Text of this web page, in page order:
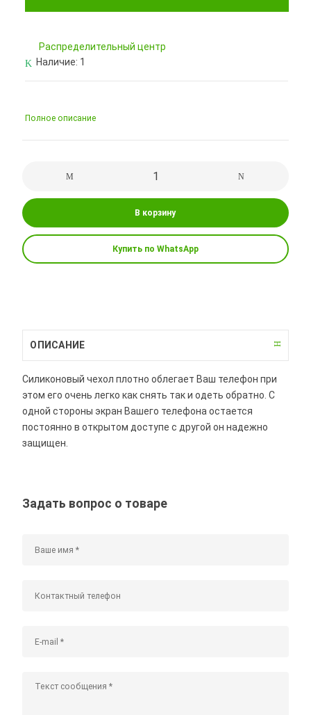
Pаспределительный центр
Наличие: 1
Полное описание
В корзину
Купить по WhatsApp
ОПИСАНИЕ
Силиконовый чехол плотно облегает Ваш телефон при
этом его очень легко как снять так и одеть обратно. С
одной стороны экран Вашего телефона остается
постоянно в открытом доступе с другой он надежно
защищен.
Задать вопрос о товаре